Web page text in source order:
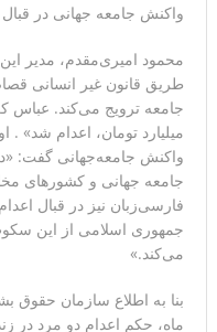
دست نیامده است
فیلم؛ هشدار قاطعانه
سپاه پاسداران
خبرگزاری رویترز از
خبر داد
سنتکام: ما همچنان به
واکنش جامعه جهانی در
محمود امیری‌مقدم، مدیر
طریق قانون غیر انسانی
میلیارد تومان، اعدام شد»
واکنش جامعه‌جهانی گفت: «در
جامعه جهانی و کشورهای
جمهوری اسلامی از این
می‌کند.»
ماه، حکم اعدام دو مرد در